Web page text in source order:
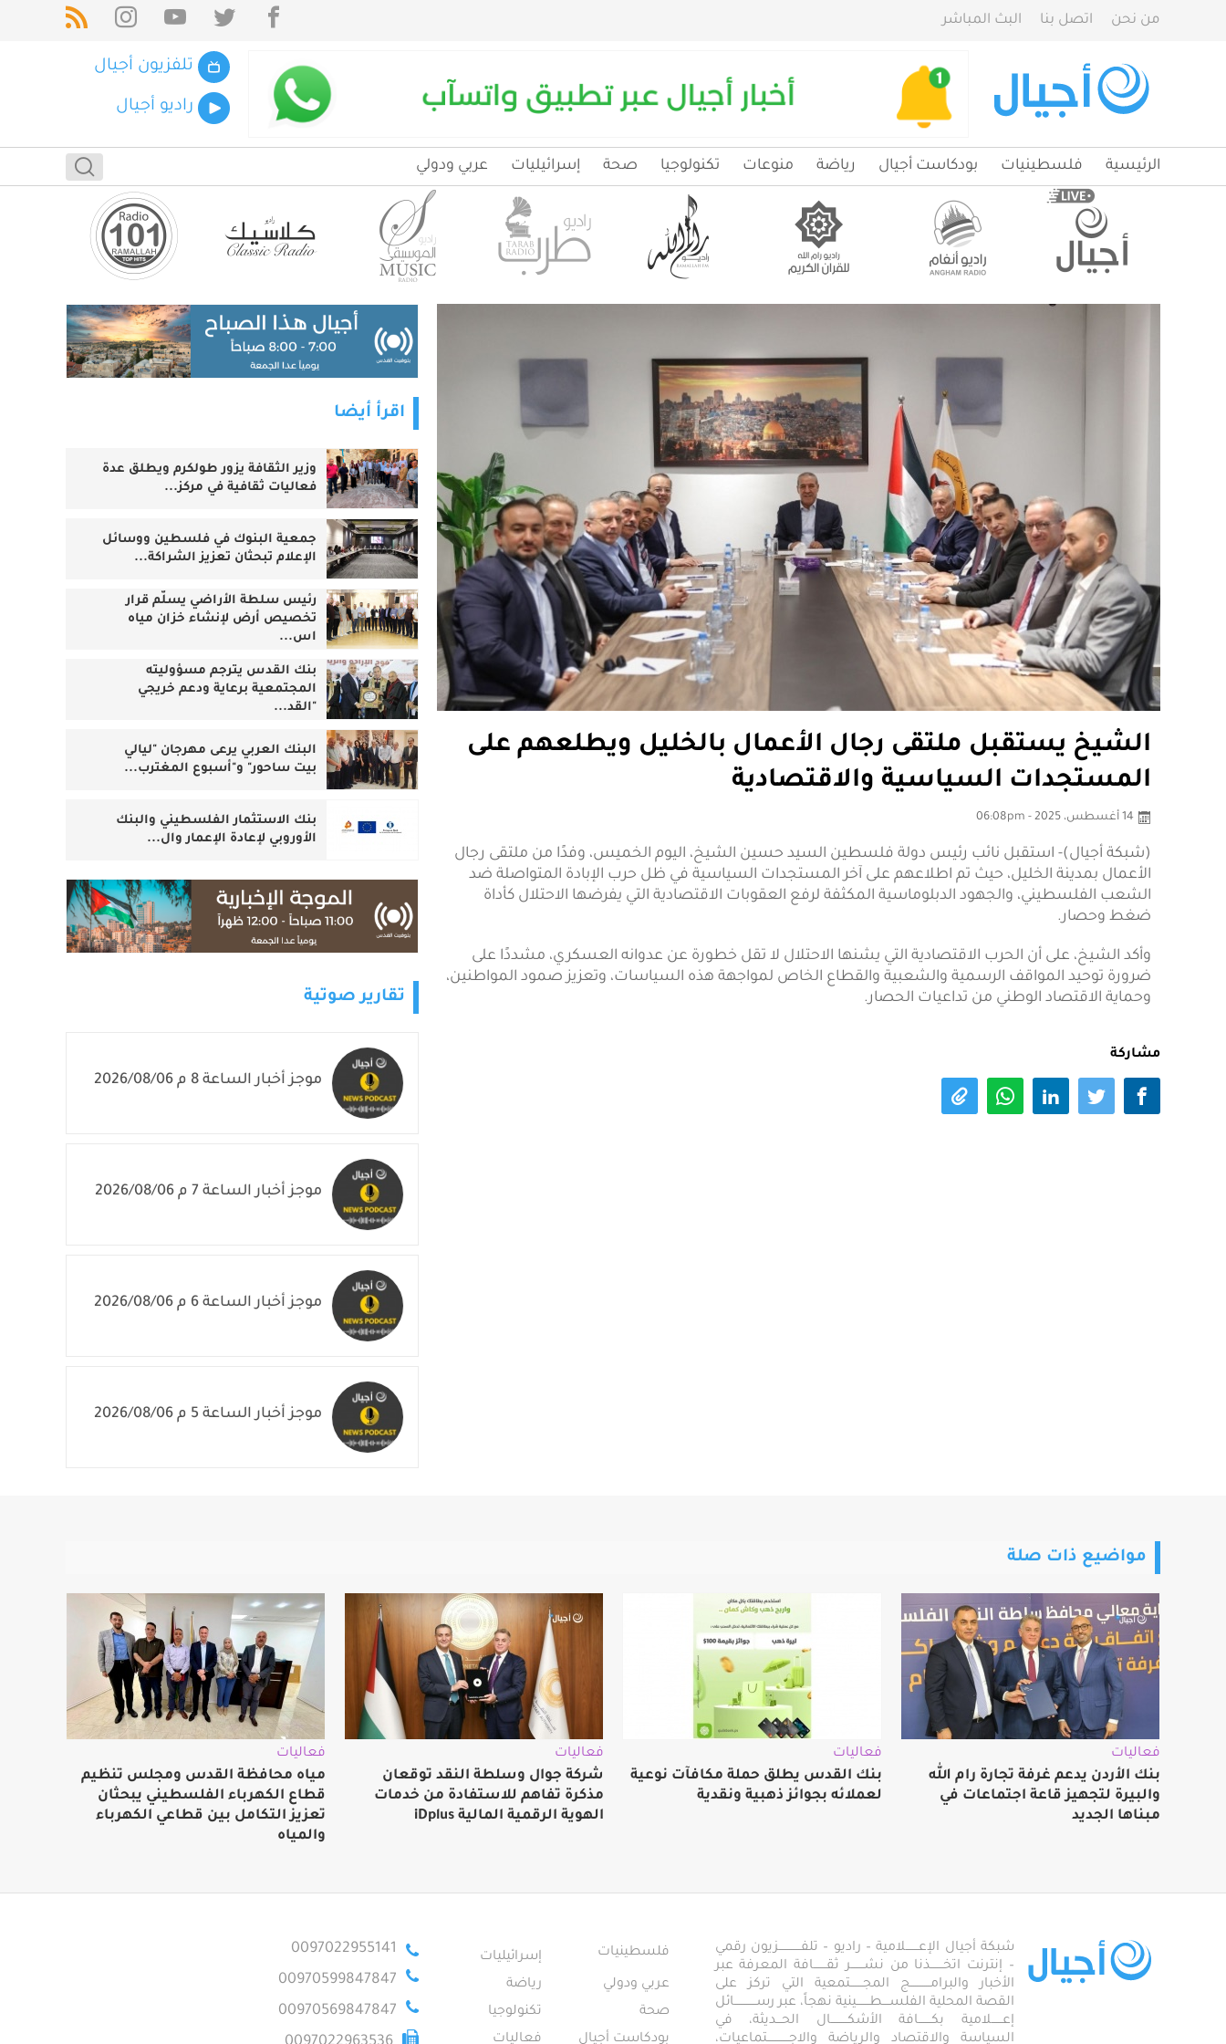
من نحن اتصل بنا البث المباشر
تلفزيون أجيال
راديو أجيال
الرئيسية فلسطينيات بودكاست أجيال رياضة منوعات تكنولوجيا صحة إسرائيليات عربي ودولي
الشيخ يستقبل ملتقى رجال الأعمال بالخليل ويطلعهم على
المستجدات السياسية والاقتصادية
14 أغسطس، 2025 - 06:08pm
(شبكة أجيال)- استقبل نائب رئيس دولة فلسطين السيد حسين الشيخ، اليوم الخميس، وفدًا من ملتقى رجال
الأعمال بمدينة الخليل، حيث تم اطلاعهم على آخر المستجدات السياسية في ظل حرب الإبادة المتواصلة ضد
الشعب الفلسطيني، والجهود الدبلوماسية المكثفة لرفع العقوبات الاقتصادية التي يفرضها الاحتلال كأداة
ضغط وحصار.
وأكد الشيخ، على أن الحرب الاقتصادية التي يشنها الاحتلال لا تقل خطورة عن عدوانه العسكري، مشددًا على
ضرورة توحيد المواقف الرسمية والشعبية والقطاع الخاص لمواجهة هذه السياسات، وتعزيز صمود المواطنين،
وحماية الاقتصاد الوطني من تداعيات الحصار.
مشاركة
اقرأ أيضا
وزير الثقافة يزور طولكرم ويطلق عدة
فعاليات ثقافية في مركز...
جمعية البنوك في فلسطين ووسائل
الإعلام تبحثان تعزيز الشراكة...
رئيس سلطة الأراضي يسلّم قرار
تخصيص أرض لإنشاء خزان مياه
اس...
بنك القدس يترجم مسؤوليته
المجتمعية برعاية ودعم خريجي
"القد...
البنك العربي يرعى مهرجان "ليالي
بيت ساحور" و"أسبوع المغترب...
بنك الاستثمار الفلسطيني والبنك
الأوروبي لإعادة الإعمار وال...
تقارير صوتية
موجز أخبار الساعة 8 م 2026/08/06
موجز أخبار الساعة 7 م 2026/08/06
موجز أخبار الساعة 6 م 2026/08/06
موجز أخبار الساعة 5 م 2026/08/06
مواضيع ذات صلة
فعاليات
بنك الأردن يدعم غرفة تجارة رام الله
والبيرة لتجهيز قاعة اجتماعات في
مبناها الجديد
فعاليات
بنك القدس يطلق حملة مكافآت نوعية
لعملائه بجوائز ذهبية ونقدية
فعاليات
شركة جوال وسلطة النقد توقعان
مذكرة تفاهم للاستفادة من خدمات
الهوية الرقمية المالية iDplus
فعاليات
مياه محافظة القدس ومجلس تنظيم
قطاع الكهرباء الفلسطيني يبحثان
تعزيز التكامل بين قطاعي الكهرباء
والمياه
شبكة أجيال الإعـــــــلامية – راديو – تلفــــــــــــزيون رقمي
– إنترنت اتخـــــــذنا من نشـــــــر ثقـــــــافة المعرفة عبر
الأخبار والبرامـــــــــــج المجـــــــتمعية التي تركز على
القصة المحلية الفلســــطـــــــينية نهجاً، عبر رســــــــــــائل
إعــــــلامية بكـــــــافة الأشكـــــــــال الحـــديثة، في
السياسة والاقتصاد والرياضة والاجــــــــــــتماعيات،
فلسطينيات
إسرائيليات
عربي ودولي
رياضة
صحة
تكنولوجيا
بودكاست أجيال
فعاليات
0097022955141
00970599847847
00970569847847